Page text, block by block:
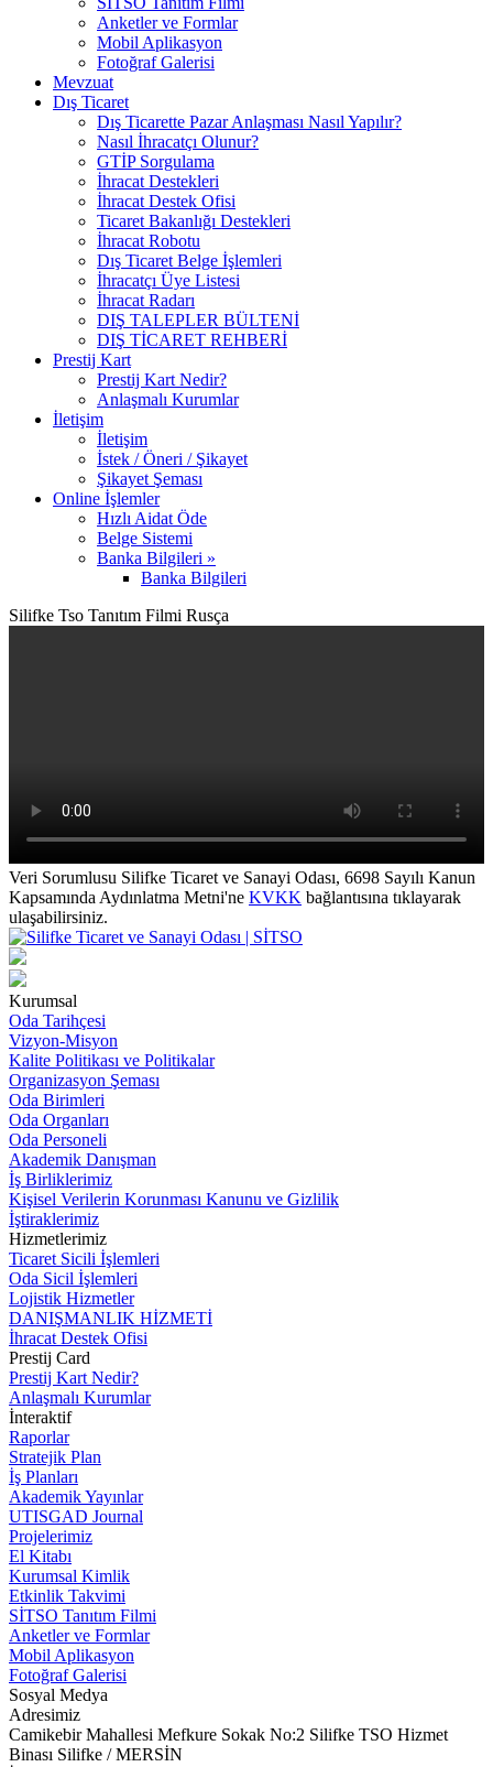
Anketler ve Formlar
Mobil Aplikasyon
Fotoğraf Galerisi
Mevzuat
Dış Ticaret
Dış Ticarette Pazar Anlaşması Nasıl Yapılır?
Nasıl İhracatçı Olunur?
GTİP Sorgulama
İhracat Destekleri
İhracat Destek Ofisi
Ticaret Bakanlığı Destekleri
İhracat Robotu
Dış Ticaret Belge İşlemleri
İhracatçı Üye Listesi
İhracat Radarı
DIŞ TALEPLER BÜLTENİ
DIŞ TİCARET REHBERİ
Prestij Kart
Prestij Kart Nedir?
Anlaşmalı Kurumlar
İletişim
İletişim
İstek / Öneri / Şikayet
Şikayet Şeması
Online İşlemler
Hızlı Aidat Öde
Belge Sistemi
Banka Bilgileri »
Banka Bilgileri
Silifke Tso Tanıtım Filmi Rusça
Veri Sorumlusu Silifke Ticaret ve Sanayi Odası, 6698 Sayılı Kanun
Kapsamında Aydınlatma Metni'ne KVKK bağlantısına tıklayarak
ulaşabilirsiniz.
Kurumsal
Oda Tarihçesi
Vizyon-Misyon
Kalite Politikası ve Politikalar
Organizasyon Şeması
Oda Birimleri
Oda Organları
Oda Personeli
Akademik Danışman
İş Birliklerimiz
Kişisel Verilerin Korunması Kanunu ve Gizlilik
İştiraklerimiz
Hizmetlerimiz
Ticaret Sicili İşlemleri
Oda Sicil İşlemleri
Lojistik Hizmetler
DANIŞMANLIK HİZMETİ
İhracat Destek Ofisi
Prestij Card
Prestij Kart Nedir?
Anlaşmalı Kurumlar
İnteraktif
Raporlar
Stratejik Plan
İş Planları
Akademik Yayınlar
UTISGAD Journal
Projelerimiz
El Kitabı
Kurumsal Kimlik
Etkinlik Takvimi
SİTSO Tanıtım Filmi
Anketler ve Formlar
Mobil Aplikasyon
Fotoğraf Galerisi
Sosyal Medya
Adresimiz
Camikebir Mahallesi Mefkure Sokak No:2 Silifke TSO Hizmet
Binası Silifke / MERSİN